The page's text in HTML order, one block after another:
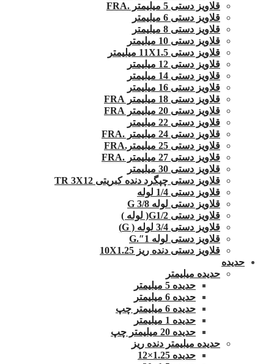
قلاویز دستی 5 میلیمتر .FRA
قلاویز دستی 6 میلیمتر
قلاویز دستی 8 میلیمتر
قلاویز دستی 10 میلیمتر
قلاویز دستی 11X1.5 میلیمتر
قلاویز دستی 12 میلیمتر
قلاویز دستی 14 میلیمتر
قلاویز دستی 16 میلیمتر
قلاویز دستی 18 میلیمتر FRA
قلاویز دستی 20 میلیمتر FRA
قلاویز دستی 22 میلیمتر
قلاویز دستی 24 میلیمتر .FRA
قلاویز دستی 25 میلیمتر.FRA
قلاویز دستی 27 میلیمتر .FRA
قلاویز دستی 30 میلیمتر
قلاویز دستی چپگرد دنده کبریتی TR 3X12
قلاویز دستی 1/4 لوله
قلاویز دستی لوله G 3/8
قلاویز دستی G1/2( لوله )
قلاویز دستی 3/4 لوله ( G)
قلاویز دستی لوله 1″.G
قلاویز دستی دنده ریز 10X1.25
حدیده
حدیده میلیمتر
حدیده 5 میلیمتر
حدیده 6 میلیمتر
حدیده 6 میلیمتر چپ
حدیده 1 میلیمتر
حدیده 20 میلیمتر چپ
حدیده میلیمتر دنده ریز
حدیده 1.25×12